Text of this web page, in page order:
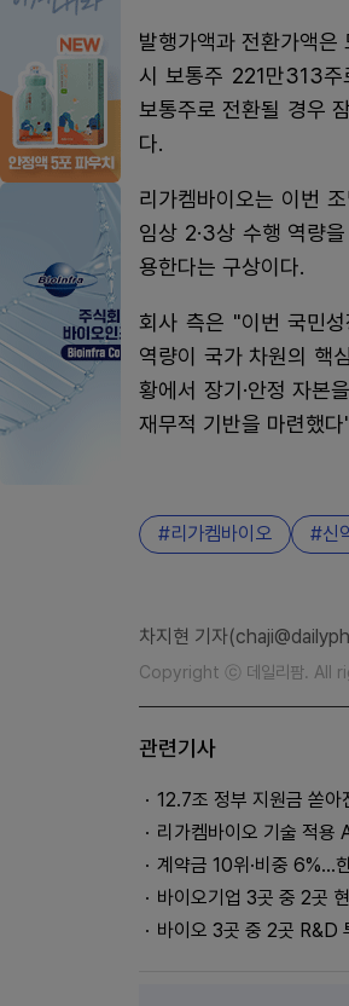
발행가액과 전환가액
시 보통주 221만313
보통주로 전환될 경우
다.
리가켐바이오는 이번
임상 2·3상 수행 역량
용한다는 구상이다.
회사 측은 "이번 국민
역량이 국가 차원의 핵
황에서 장기·안정 자본
재무적 기반을 마련했
리가켐바이오 신
차지현 기자
Copyright ⓒ 데일리팜. All
관련기사
12.7조 정부 지원금 쏟
리가켐바이오 기술 적용
계약금 10위·비중 6%…
바이오기업 3곳 중 2곳
바이오 3곳 중 2곳 R&D